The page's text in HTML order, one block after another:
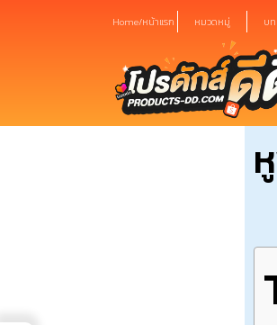
Home/หน้าแรก หมวดหมู่ บ